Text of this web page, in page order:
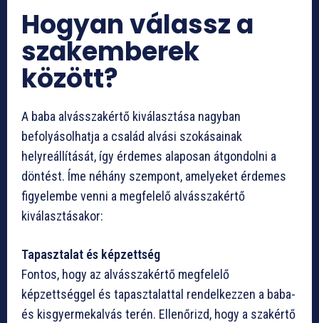
Hogyan válassz a
szakemberek
között?
A baba alvásszakértő kiválasztása nagyban
befolyásolhatja a család alvási szokásainak
helyreállítását, így érdemes alaposan átgondolni a
döntést. Íme néhány szempont, amelyeket érdemes
figyelembe venni a megfelelő alvásszakértő
kiválasztásakor:
Tapasztalat és képzettség
Fontos, hogy az alvásszakértő megfelelő
képzettséggel és tapasztalattal rendelkezzen a baba-
és kisgyermekalvás terén. Ellenőrizd, hogy a szakértő